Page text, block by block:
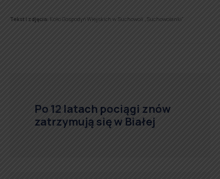
Tekst i zdjęcia: Koło Gospodyń Wiejskich w Suchowoli „Suchowolanki”
Po 12 latach pociągi znów
zatrzymują się w Białej